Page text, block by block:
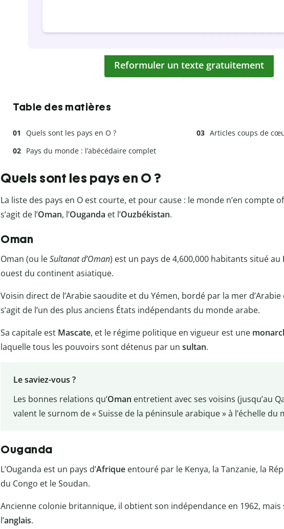
Reformuler un texte gratuitement
Table des matières
Quels sont les pays en O ?
Pays du monde : l’abécédaire complet
Articles coups de
Quels sont les pays en O ?
La liste des pays en O est courte, et pour cause : le monde n’en compte
s’agit de l’Oman, l’Ouganda et l’Ouzbékistan.
Oman
Oman (ou leSultanat d’Oman) est un pays de 4,600,000 habitants situé au
ouest du continent asiatique.
Voisin direct de l’Arabie saoudite et du Yémen, bordé par la mer d’Arabie
s’agit de l’un des plus anciens États indépendants du monde arabe.
Sa capitale est Mascate, et le régime politique en vigueur est une
laquelle tous les pouvoirs sont détenus par un sultan.
Le saviez-vous ?
Les bonnes relations qu’Oman entretient avec ses voisins (jusqu’au
valent le surnom de « Suisse de la péninsule arabique » à l’échelle du
Ouganda
L’Ouganda est un pays d’Afrique entouré par le Kenya, la Tanzanie, la
du Congo et le Soudan.
Ancienne colonie britannique, il obtient son indépendance en 1962,
l’anglais.